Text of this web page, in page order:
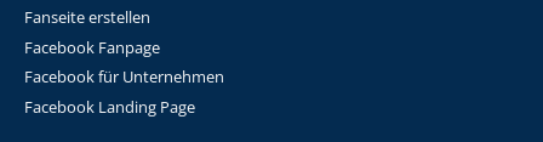
Fanseite erstellen
Facebook Fanpage
Facebook für Unternehmen
Facebook Landing Page